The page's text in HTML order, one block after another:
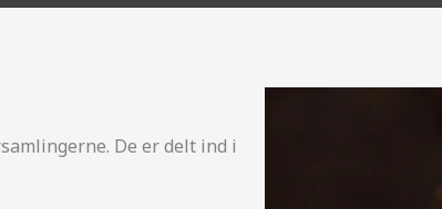
De er delt ind i